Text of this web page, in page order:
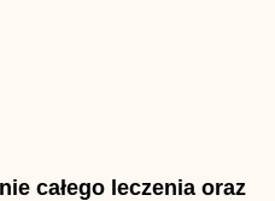
całego leczenia oraz